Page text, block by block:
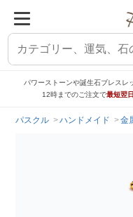
パワーストーンや誕生石ブレスレ
12時までのご注文で最短翌
パスクル ハンドメイド 金